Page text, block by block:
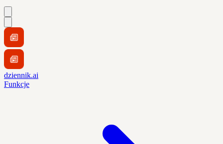
dziennik.ai
Funkcje